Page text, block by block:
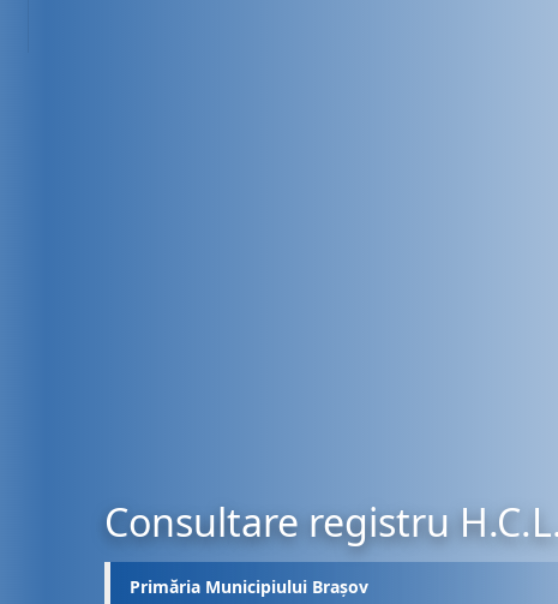
Consultare registru
Primăria Municipiului Brașov